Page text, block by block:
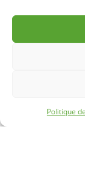
Politique